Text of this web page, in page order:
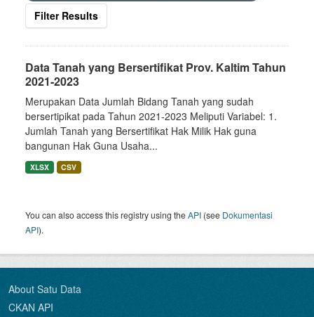
Filter Results
Data Tanah yang Bersertifikat Prov. Kaltim Tahun
2021-2023
Merupakan Data Jumlah Bidang Tanah yang sudah
bersertipikat pada Tahun 2021-2023 Meliputi Variabel: 1.
Jumlah Tanah yang Bersertifikat Hak Milik Hak guna
bangunan Hak Guna Usaha...
XLSX CSV
You can also access this registry using theAPI (see Dokumentasi
API).
About Satu Data
CKAN API